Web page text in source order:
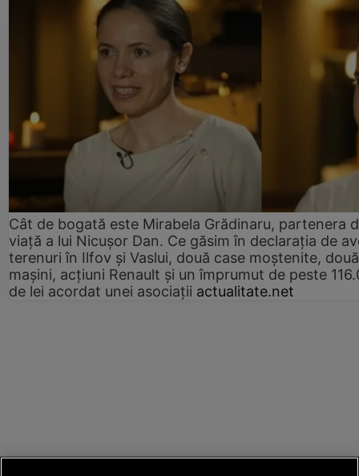
Cât de bogată este Mirabela Grădinaru, partenera
viață a lui Nicușor Dan. Ce găsim în declarația de
terenuri în Ilfov și Vaslui, două case moștenite, două
mașini, acțiuni Renault și un împrumut de peste
de lei acordat unei asociații actualitate.net